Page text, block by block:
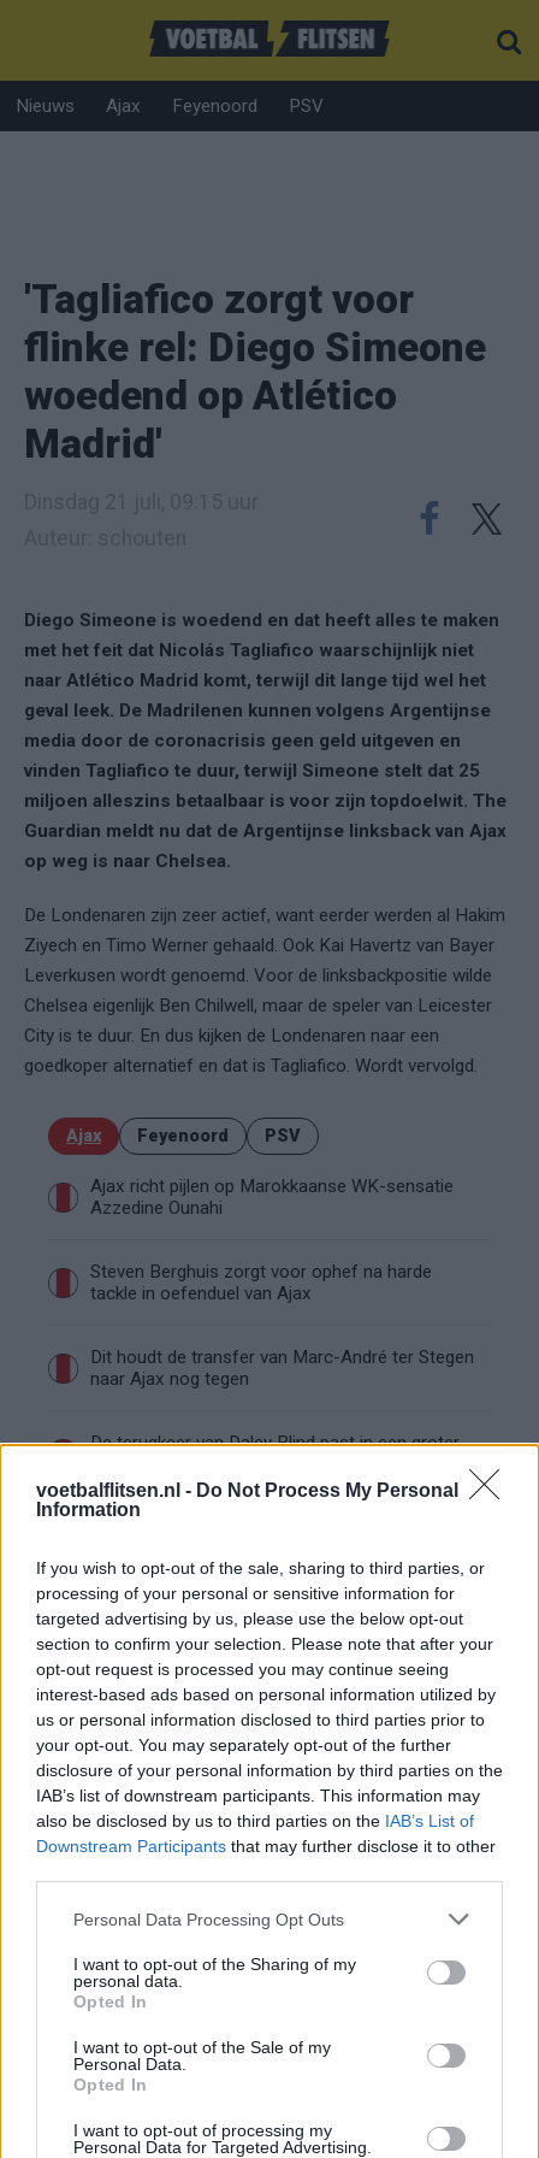
voetbalflitsen.nl - Do Not Process My Personal
Information
If you wish to opt-out of the sale, sharing to third parties, or
processing of your personal or sensitive information for
targeted advertising by us, please use the below opt-out
section to confirm your selection. Please note that after your
opt-out request is processed you may continue seeing
interest-based ads based on personal information utilized by
us or personal information disclosed to third parties prior to
your opt-out. You may separately opt-out of the further
disclosure of your personal information by third parties on the
IAB’s list of downstream participants. This information may
also be disclosed by us to third parties on the IAB’s List of
Downstream Participants that may further disclose it to other
Personal Data Processing Opt Outs
I want to opt-out of the Sharing of my
personal data.
Opted In
I want to opt-out of the Sale of my
Personal Data.
Opted In
I want to opt-out of processing my
Personal Data for Targeted Advertising.
Nieuws Ajax Feyenoord PSV
'Tagliafico zorgt voor
flinke rel: Diego Simeone
woedend op Atlético
Madrid'
Diego Simeone is woedend en dat heeft alles te maken
met het feit dat Nicolás Tagliafico waarschijnlijk niet
naar Atlético Madrid komt, terwijl dit lange tijd wel het
geval leek. De Madrilenen kunnen volgens Argentijnse
media door de coronacrisis geen geld uitgeven en
vinden Tagliafico te duur, terwijl Simeone stelt dat 25
miljoen alleszins betaalbaar is voor zijn topdoelwit. The
Guardian meldt nu dat de Argentijnse linksback van Ajax
op weg is naar Chelsea.
De Londenaren zijn zeer actief, want eerder werden al Hakim
Ziyech en Timo Werner gehaald. Ook Kai Havertz van Bayer
Leverkusen wordt genoemd. Voor de linksbackpositie wilde
Chelsea eigenlijk Ben Chilwell, maar de speler van Leicester
City is te duur. En dus kijken de Londenaren naar een
goedkoper alternatief en dat is Tagliafico. Wordt vervolgd.
Ajax Feyenoord PSV
Ajax richt pijlen op Marokkaanse WK-sensatie
Azzedine Ounahi
Steven Berghuis zorgt voor ophef na harde
tackle in oefenduel van Ajax
Dit houdt de transfer van Marc-André ter Stegen
naar Ajax nog tegen
De terugkeer van Daley Blind past in een groter
De eerste Míchel-dagen bij Ajax: Blind coacht,
Gloukh krijgt standje en Ceballos wordt gebeld
Steur kiest voor Newcastle na gemiste
duidelijkheid bij Ajax
Blind kan bij Ajax de speler naast Míchel worden
De transferprioriteiten van Ajax worden steeds
duidelijker
Ajax begint voorbereiding met nederlaag: zo ziet
de route naar PEC eruit
Zo overtuigde PSV Sven Mijnans en bleef Ajax
met lege handen achter